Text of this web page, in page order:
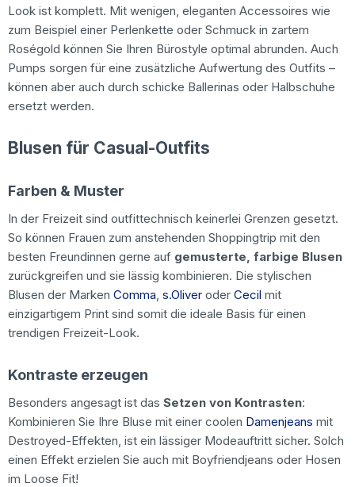
Look ist komplett. Mit wenigen, eleganten Accessoires wie
zum Beispiel einer Perlenkette oder Schmuck in zartem
Roségold können Sie Ihren Bürostyle optimal abrunden. Auch
Pumps sorgen für eine zusätzliche Aufwertung des Outfits –
können aber auch durch schicke Ballerinas oder Halbschuhe
ersetzt werden.
Blusen für Casual-Outfits
Farben & Muster
In der Freizeit sind outfittechnisch keinerlei Grenzen gesetzt.
So können Frauen zum anstehenden Shoppingtrip mit den
besten Freundinnen gerne auf gemusterte, farbige Blusen
zurückgreifen und sie lässig kombinieren. Die stylischen
Blusen der Marken Comma s.Oliver oder Cecil mit
einzigartigem Print sind somit die ideale Basis für einen
trendigen Freizeit-Look.
Kontraste erzeugen
Besonders angesagt ist das Setzen von Kontrasten:
Kombinieren Sie Ihre Bluse mit einer coolen Damenjeans mit
Destroyed-Effekten, ist ein lässiger Modeauftritt sicher. Solch
einen Effekt erzielen Sie auch mit Boyfriendjeans oder Hosen
im Loose Fit!